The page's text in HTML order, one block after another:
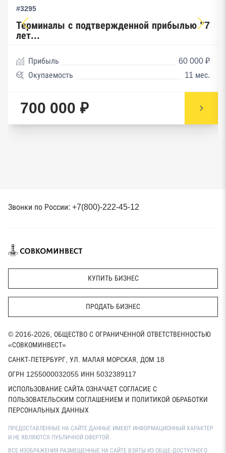
#3295
Терминалы с подтвержденной прибылью "7
лет...
Прибыль
60 000 ₽
Окупаемость
11 мес.
700 000 ₽
Звонки по России: +7(800)-222-45-12
КУПИТЬ БИЗНЕС
ПРОДАТЬ БИЗНЕС
© 2016-2026, ОБЩЕСТВО С ОГРАНИЧЕННОЙ ОТВЕТСТВЕННОСТЬЮ
«СОВКОМИНВЕСТ»
САНКТ-ПЕТЕРБУРГ, УЛ. МАЛАЯ МОРСКАЯ, ДОМ 18
ОГРН 1255000032055 ИНН 5032389117
ИСПОЛЬЗОВАНИЕ САЙТА ОЗНАЧАЕТ СОГЛАСИЕ С
ПОЛЬЗОВАТЕЛЬСКИМ СОГЛАШЕНИЕМ И ПОЛИТИКОЙ ОБРАБОТКИ
ПЕРСОНАЛЬНЫХ ДАННЫХ
ПРЕДОСТАВЛЕННЫЕ НА САЙТЕ ДАННЫЕ ИМЕЮТ ИНФОРМАЦИОННЫЙ ХАРАКТЕР
И НЕ ЯВЛЯЮТСЯ ПУБЛИЧНОЙ ОФЕРТОЙ.
ВСЕ ИЗОБРАЖЕНИЯ РАЗМЕЩЕННЫЕ НА САЙТЕ ВЗЯТЫ ИЗ ОБЩЕ-ДОСТУПНОГО